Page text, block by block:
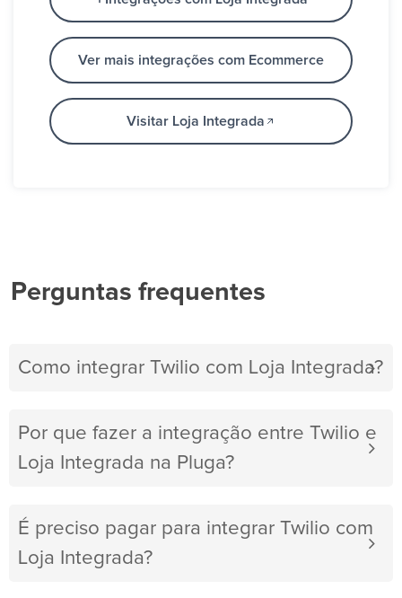
Ver mais integrações com Ecommerce
Visitar Loja Integrada
Perguntas frequentes
Como integrar Twilio com Loja Integrada?
Por que fazer a integração entre Twilio e
Loja Integrada na Pluga?
É preciso pagar para integrar Twilio com
Loja Integrada?